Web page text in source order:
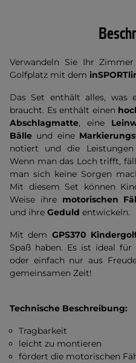
Verwandeln Sie Ihr
Golfplatz mit dem
Das Set enthält alles, was
braucht. Es enthält einen
Abschlagmatte, eine
Bälle und eine
notiert und die
Wenn man das Loch trifft,
man sich keine Sorgen
Mit diesem Set können
Weise ihre motorischen
und ihre Geduld entwickeln.
Mit dem GPS370
Spaß haben. Es ist ideal
oder einfach nur aus
gemeinsamen Zeit!
Technische Beschreibung:
Tragbarkeit
leicht zu montieren
fördert die motorischen